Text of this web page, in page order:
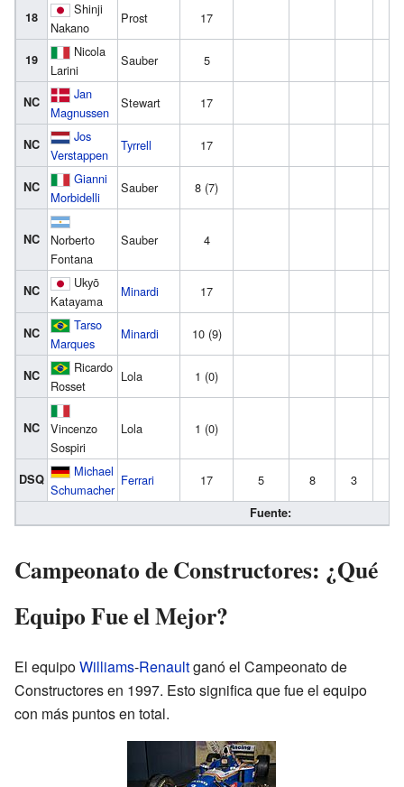
18
Shinji
Nakano
Prost 17
19
Nicola
Larini
Sauber 5
NC
Jan
Magnussen
Stewart 17
NC
Jos
Verstappen
Tyrrell 17
NC
Gianni
Morbidelli
Sauber 8 (7)
NC
Norberto
Fontana
Sauber 4
NC
Ukyō
Katayama
Minardi 17
NC
Tarso
Marques
Minardi 10 (9)
NC
Ricardo
Rosset
Lola 1 (0)
NC
Vincenzo
Sospiri
Lola 1 (0)
DSQ
Michael
Schumacher
Ferrari 17 5 8 3
Fuente:
Campeonato de Constructores: ¿Qué
Equipo Fue el Mejor?
El equipoWilliams-Renaultganó el Campeonato de
Constructores en 1997. Esto significa que fue el equipo
con más puntos en total.